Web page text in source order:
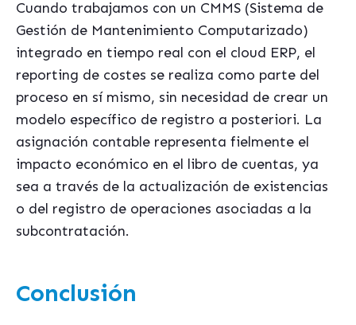
Cuando trabajamos con un CMMS (Sistema de
Gestión de Mantenimiento Computarizado)
integrado en tiempo real con el cloud ERP, el
reporting de costes se realiza como parte del
proceso en sí mismo, sin necesidad de crear un
modelo específico de registro a posteriori. La
asignación contable representa fielmente el
impacto económico en el libro de cuentas, ya
sea a través de la actualización de existencias
o del registro de operaciones asociadas a la
subcontratación.
Conclusión